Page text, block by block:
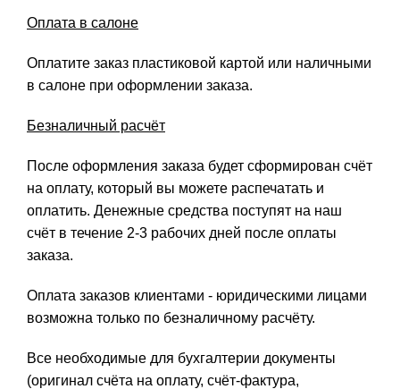
Оплата в салоне
Оплатите заказ пластиковой картой или наличными
в салоне при оформлении заказа.
Безналичный расчёт
После оформления заказа будет сформирован счёт
на оплату, который вы можете распечатать и
оплатить. Денежные средства поступят на наш
счёт в течение 2-3 рабочих дней после оплаты
заказа.
Оплата заказов клиентами - юридическими лицами
возможна только по безналичному расчёту.
Все необходимые для бухгалтерии документы
(оригинал счёта на оплату, счёт-фактура,